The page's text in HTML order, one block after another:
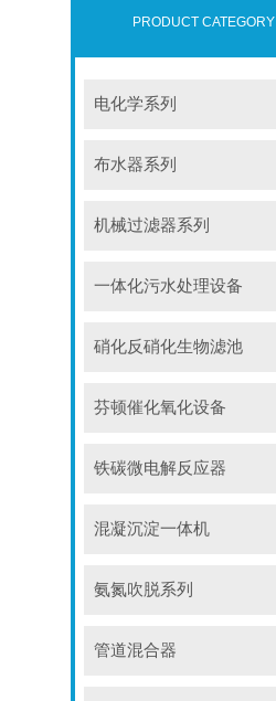
PRODUCT CATEGORY
电化学系列
布水器系列
机械过滤器系列
一体化污水处理设备
硝化反硝化生物滤池
芬顿催化氧化设备
铁碳微电解反应器
混凝沉淀一体机
氨氮吹脱系列
管道混合器